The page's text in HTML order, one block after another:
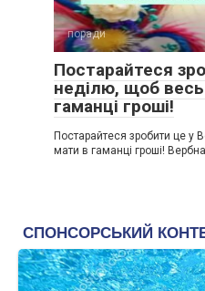
поради
Постарайтеся
неділю, щоб весь
гаманці гроші!
Постарайтеся зробити це у
мати в гаманці гроші! Вербна